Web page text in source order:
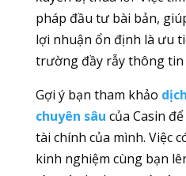
pháp đầu tư bài bản,
lợi nhuận ổn định là ưu
trường đầy rẫy thông tin
Gợi ý bạn tham khảo
chuyên sâu của Casin
tài chính của mình. Việc
kinh nghiệm cùng bạn